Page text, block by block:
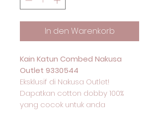
In den Warenkorb
Kain Katun Combed Nakusa
Outlet 9330544
Eksklusif di Nakusa Outlet!
Dapatkan cotton dobby 100%
yang cocok untuk anda